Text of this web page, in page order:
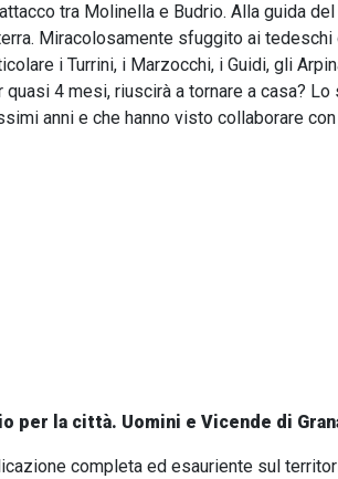
tra Molinella e Budrio. Alla guida
Miracolosamente sfuggito ai
i Turrini, i Marzocchi, i Guidi, gli
4 mesi, riuscirà a tornare a casa?
anni e che hanno visto collaborare
per la città. Uomini e Vicende di
completa ed esauriente sul